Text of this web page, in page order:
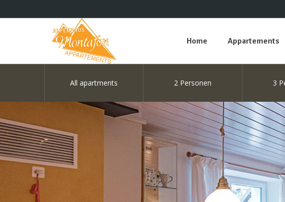
Home Appartements
All apartments 2 Personen 3